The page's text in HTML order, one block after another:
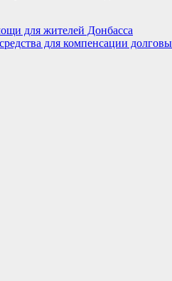
для жителей Донбасса
для компенсации